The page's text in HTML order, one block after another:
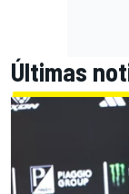
Últimas